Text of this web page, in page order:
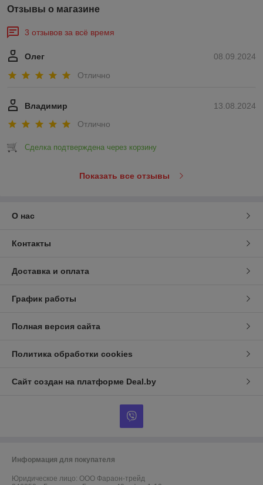
Отзывы о магазине
3 отзывов за всё время
08.09.2024
Олег
Отлично
13.08.2024
Владимир
Отлично
Сделка подтверждена через корзину
Показать все отзывы
О нас
Контакты
Доставка и оплата
График работы
Полная версия сайта
Политика обработки cookies
Сайт создан на платформе Deal.by
Информация для покупателя
Юридическое лицо: ООО Фараон-трейд